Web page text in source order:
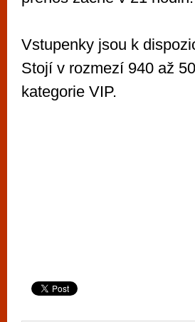
Vstupenky jsou k
Stojí v rozmezí 940 až
kategorie VIP.